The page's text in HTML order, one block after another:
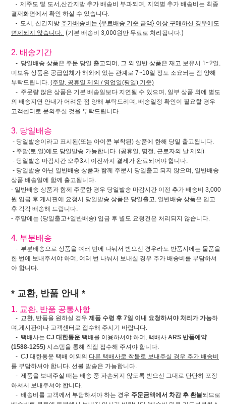
- 제주도 및 도서,산간지방 추가 배송비 부과되며, 지역별 추가 배송비는 최종
결재화면에서 확인 하실 수 있습니다.
- 도서, 산간지방 추가배송비는 {무료배송 기준 금액} 이상 구매하신 경우에도
면제되지 않습니다. (기본 배송비 3,000원만 무료로 처리됩니다.)
2. 배송기간
- 당일배송 상품은 주문 당일 출고되며, 그 외 일반 상품은 재고 보유시 1~2일,
미보유 상품은 공급업체가 해외에 있는 관계로 7~10일 정도 소요되는 점 양해
부탁드립니다. (주말, 공휴일 제외 / 영업일(평일) 기준)
- 주문량 많은 상품은 기본 배송일보다 지연될 수 있으며, 일부 상품 외에 별도
의 배송지연 안내가 어려운 점 양해 부탁드리며, 배송일정 확인이 필요할 경우
고객센터로 문의주실 것을 부탁드립니다.
3. 당일배송
- 당일발송이라고 표시된(또는 아이콘 부착된) 상품에 한해 당일 출고됩니다.
- 주말(토,일)에도 당일발송 가능합니다. (공휴일, 명절, 근로자의 날 제외).
- 당일발송 마감시간 오후3시 이전까지 결제가 완료되어야 합니다.
- 당일발송 아닌 일반배송 상품과 함께 주문시 당일출고 되지 않으며, 일반배송
상품 배송일에 함께 출고됩니다.
- 일반배송 상품과 함께 주문한 경우 당일발송 마감시간 이전 추가 배송비 3,000
원 입금 후 게시판에 요청시 당일발송 상품은 당일출고, 일반배송 상품은 입고
후 각각 배송해 드립니다.
- 주말에는 (당일출고+일반배송) 입금 후 별도 요청건은 처리되지 않습니다.
4. 부분배송
- 부분배송으로 상품을 여러 번에 나눠서 받으신 경우라도 반품시에는 물품을
한 번에 보내주셔야 하며, 여러 번 나눠서 보내실 경우 추가 배송비를 부담하셔
야 합니다.
* 교환, 반품 안내 *
1. 교환, 반품 공통사항
- 교환, 반품을 원하실 경우 제품 수령 후 7일 이내 요청하셔야 처리가 가능하
며,게시판이나 고객센터로 접수해 주시기 바랍니다.
- 택배사는 CJ 대한통운 택배를 이용하셔야 하며, 택배사 ARS 반품예약
(1588-1255) 시스템을 통해 직접 접수해 주셔야 합니다.
- CJ 대한통운 택배 이외의 다른 택배사로 착불로 보내주실 경우 추가 배송비
를 부담하셔야 합니다. 선불 발송은 가능합니다.
- 제품을 보내주실 때는 배송 중 파손되지 않도록 받으신 그대로 단단히 포장
하셔서 보내주셔야 합니다.
- 배송비를 고객께서 부담하셔야 하는 경우 주문금액에서 차감 후 환불되므로